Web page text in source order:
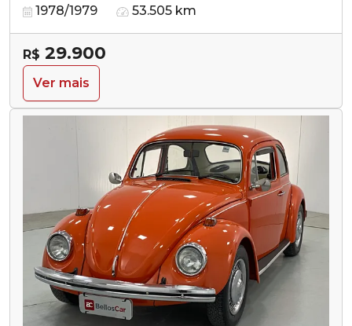
1978/1979 53.505 km
R$ 29.900
Ver mais